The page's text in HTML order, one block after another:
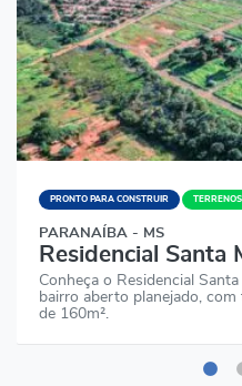
PRONTO PARA CONSTRUIR
PARANAÍBA - MS
Residencial Santa
Conheça o Residencial
bairro aberto planejado,
de 160m².